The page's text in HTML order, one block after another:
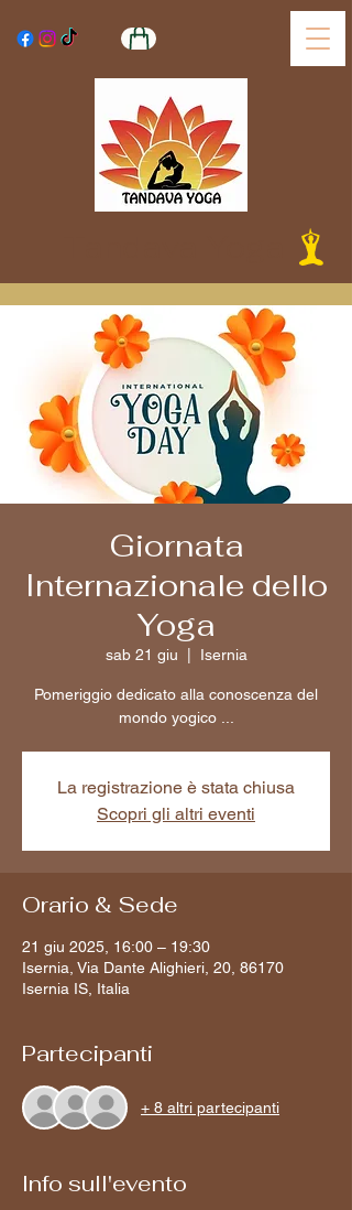
Giornata
Internazionale dello
Yoga
sab 21 giu Isernia
Pomeriggio dedicato alla conoscenza del
mondo yogico ...
La registrazione è stata chiusa
Scopri gli altri eventi
Orario & Sede
21 giu 2025, 16:00 – 19:30
Isernia, Via Dante Alighieri, 20, 86170
Isernia IS, Italia
Partecipanti
+ 8 altri partecipanti
Info sull'evento